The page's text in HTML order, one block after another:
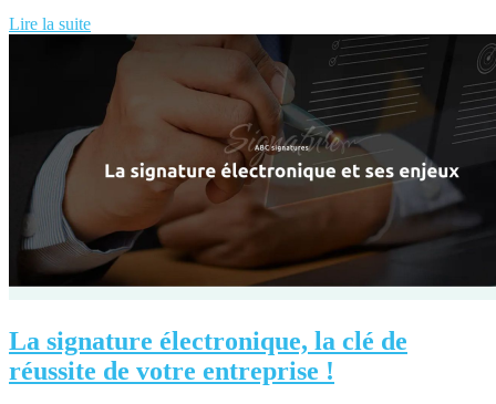
Lire la suite
La signature électronique, la clé de
réussite de votre entreprise !